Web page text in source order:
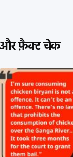
और फ़ैक्ट चेक